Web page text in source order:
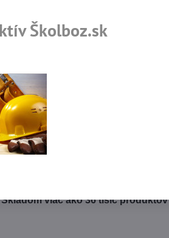
Skladom viac ako 36 tisíc produktov
Školboz.sk